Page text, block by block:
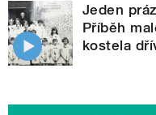
Jeden
Příběh
kostela